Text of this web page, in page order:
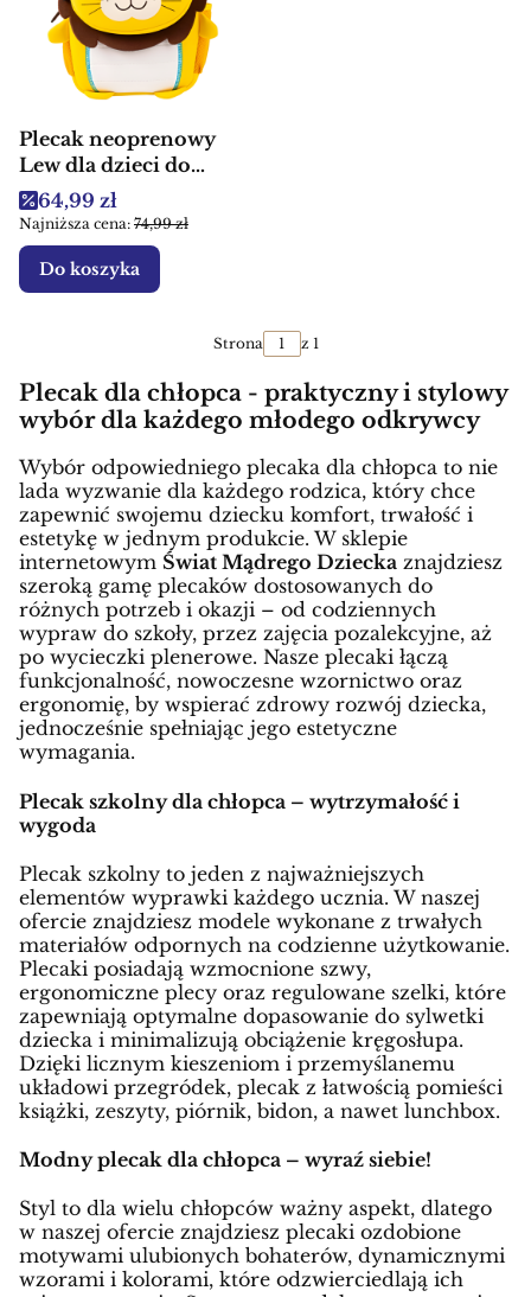
Plecak neoprenowy
Lew dla dzieci do
przedszkola
Cena promocyjna
64,99 zł
Najniższa cena: 74,99 zł
Do koszyka
Strona z 1
Plecak dla chłopca - praktyczny i stylowy
wybór dla każdego młodego odkrywcy
Wybór odpowiedniego plecaka dla chłopca to nie
lada wyzwanie dla każdego rodzica, który chce
zapewnić swojemu dziecku komfort, trwałość i
estetykę w jednym produkcie. W sklepie
internetowym Świat Mądrego Dziecka znajdziesz
szeroką gamę plecaków dostosowanych do
różnych potrzeb i okazji – od codziennych
wypraw do szkoły, przez zajęcia pozalekcyjne, aż
po wycieczki plenerowe. Nasze plecaki łączą
funkcjonalność, nowoczesne wzornictwo oraz
ergonomię, by wspierać zdrowy rozwój dziecka,
jednocześnie spełniając jego estetyczne
wymagania.
Plecak szkolny dla chłopca – wytrzymałość i
wygoda
Plecak szkolny to jeden z najważniejszych
elementów wyprawki każdego ucznia. W naszej
ofercie znajdziesz modele wykonane z trwałych
materiałów odpornych na codzienne użytkowanie.
Plecaki posiadają wzmocnione szwy,
ergonomiczne plecy oraz regulowane szelki, które
zapewniają optymalne dopasowanie do sylwetki
dziecka i minimalizują obciążenie kręgosłupa.
Dzięki licznym kieszeniom i przemyślanemu
układowi przegródek, plecak z łatwością pomieści
książki, zeszyty, piórnik, bidon, a nawet lunchbox.
Modny plecak dla chłopca – wyraź siebie!
Styl to dla wielu chłopców ważny aspekt, dlatego
w naszej ofercie znajdziesz plecaki ozdobione
motywami ulubionych bohaterów, dynamicznymi
wzorami i kolorami, które odzwierciedlają ich